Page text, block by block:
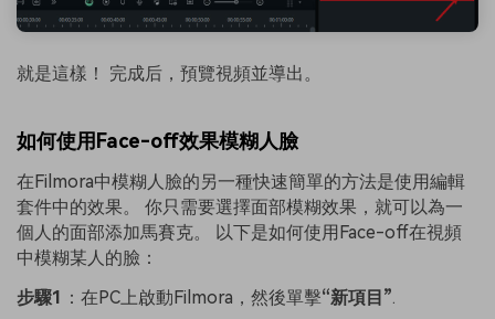
就是這樣！ 完成后，預覽視頻並導出。
如何使用Face-off效果模糊人臉
在Filmora中模糊人臉的另一種快速簡單的方法是使用編輯
套件中的效果。 你只需要選擇面部模糊效果，就可以為一
個人的面部添加馬賽克。 以下是如何使用Face-off在視頻
中模糊某人的臉：
步驟1 ：在PC上啟動Filmora，然後單擊“新項目”.